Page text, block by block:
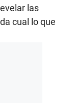
las
cual lo que